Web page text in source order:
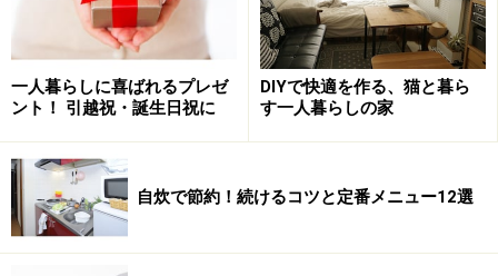
一人暮らしに喜ばれるプレゼ
ント！ 引越祝・誕生日祝に
DIYで快適を作る、猫と暮ら
す一人暮らしの家
自炊で節約！続けるコツと定番メニュー12選